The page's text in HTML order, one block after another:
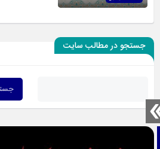
صفحه نخست
جستجو در مطالب سایت